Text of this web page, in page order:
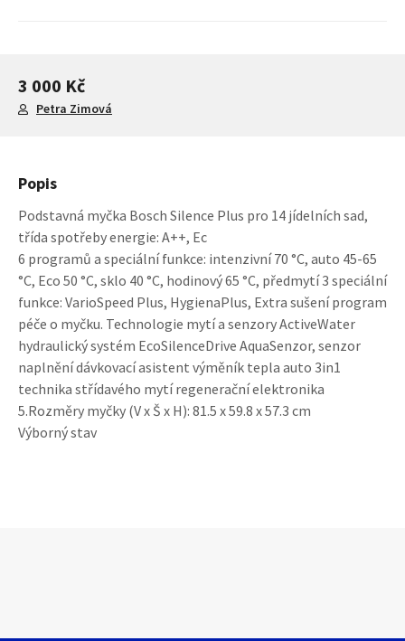
3 000 Kč
Petra Zimová
Popis
Podstavná myčka Bosch Silence Plus pro 14 jídelních sad,
třída spotřeby energie: A++, Ec
6 programů a speciální funkce: intenzivní 70 °C, auto 45-65
°C, Eco 50 °C, sklo 40 °C, hodinový 65 °C, předmytí 3 speciální
funkce: VarioSpeed Plus, HygienaPlus, Extra sušení program
péče o myčku. Technologie mytí a senzory ActiveWater
hydraulický systém EcoSilenceDrive AquaSenzor, senzor
naplnění dávkovací asistent výměník tepla auto 3in1
technika střídavého mytí regenerační elektronika
5.Rozměry myčky (V x Š x H): 81.5 x 59.8 x 57.3 cm
Výborný stav